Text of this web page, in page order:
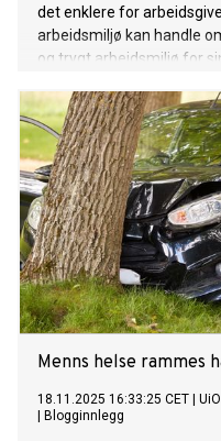
det enklere for
arbeidsmiljø kan handle
og trygt arbeidsmiljø for
Menns helse rammes
18.11.2025 16:33:25 CET
Blogginnlegg